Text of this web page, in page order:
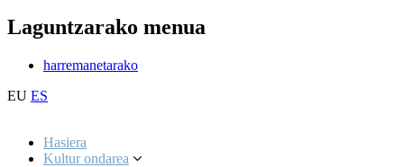
Laguntzarako menua
harremanetarako
EU ES
Hasiera
Kultur ondarea